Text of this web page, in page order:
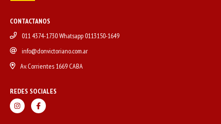
CONTACTANOS
011 4374-1730 Whatsapp 0113150-1649
info@donvictoriano.com.ar
Av. Corrientes 1669 CABA
REDES SOCIALES